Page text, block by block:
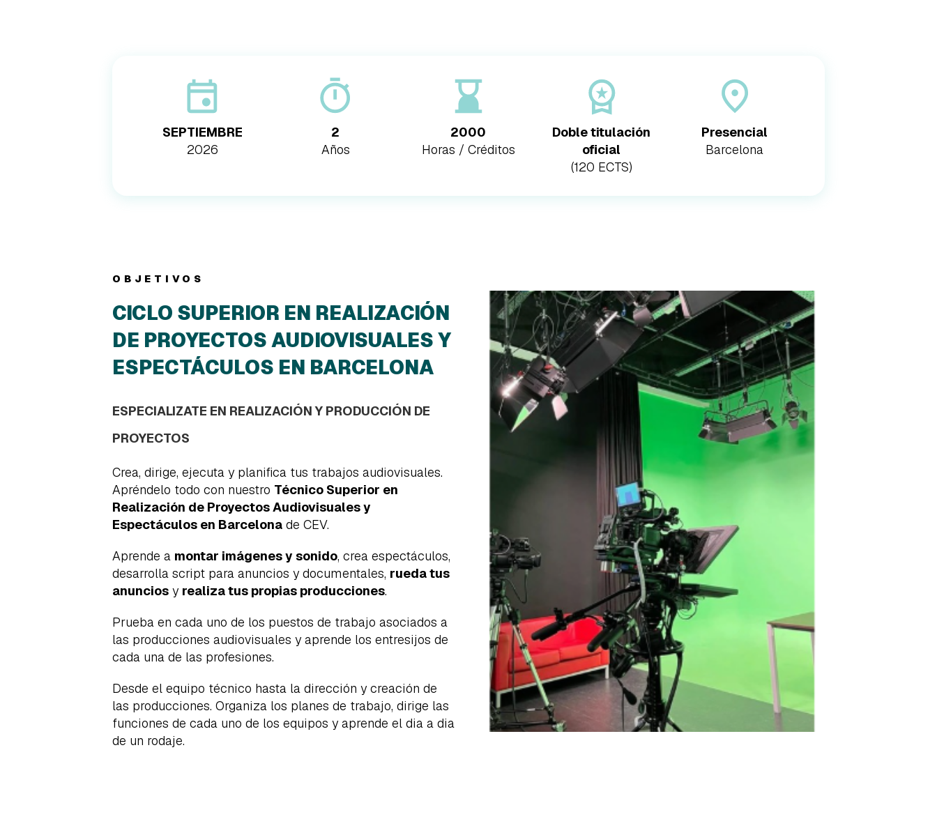
SEPTIEMBRE
2026
2
Años
2000
Horas / Créditos
Doble titulación
oficial
(120 ECTS)
Presencial
Barcelona
OBJETIVOS
CICLO SUPERIOR EN REALIZACIÓN
DE PROYECTOS AUDIOVISUALES Y
ESPECTÁCULOS EN BARCELONA
ESPECIALIZATE EN REALIZACIÓN Y PRODUCCIÓN DE
PROYECTOS
Crea, dirige, ejecuta y planifica tus trabajos audiovisuales.
Apréndelo todo con nuestro Técnico Superior en
Realización de Proyectos Audiovisuales y
Espectáculos en Barcelona de CEV.
Aprende a montar imágenes y sonido, crea espectáculos,
desarrolla script para anuncios y documentales, rueda tus
anuncios y realiza tus propias producciones.
Prueba en cada uno de los puestos de trabajo asociados a
las producciones audiovisuales y aprende los entresijos de
cada una de las profesiones.
Desde el equipo técnico hasta la dirección y creación de
las producciones. Organiza los planes de trabajo, dirige las
funciones de cada uno de los equipos y aprende el dia a dia
de un rodaje.